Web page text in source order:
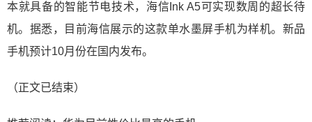
本就具备的智能节电技术，海信Ink A5可实现数周的超长待
机。据悉，目前海信展示的这款单水墨屏手机为样机。新品
手机预计10月份在国内发布。
（正文已结束）